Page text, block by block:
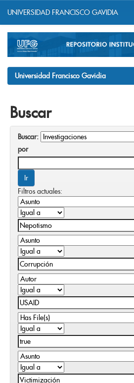
navigation
UNIVERSIDAD FRANCISCO GAVIDIA
Universidad Francisco Gavidia
Buscar
Buscar:
por
Filtros actuales: